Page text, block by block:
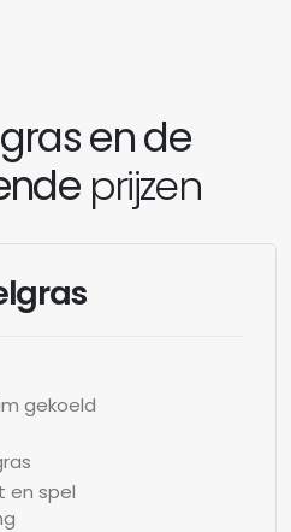
en de
prijzen
gekoeld
en spel